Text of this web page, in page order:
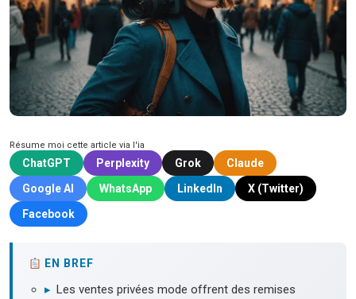
Résume moi cette article via l'ia
ChatGPT Perplexity Grok
Claude
Google AI
WhatsApp LinkedIn
X (Twitter)
Facebook
EN BREF
▸ Les ventes privées mode offrent des remises